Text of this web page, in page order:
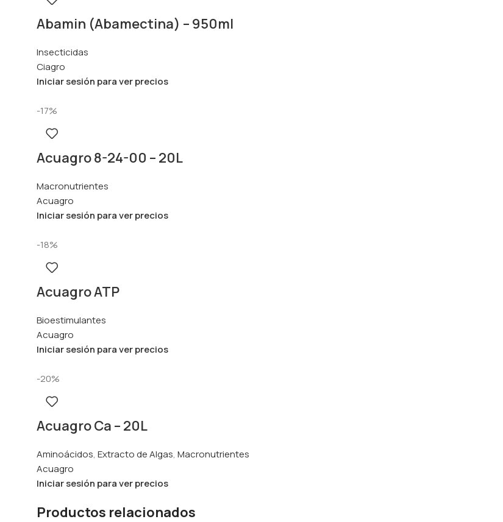
Abamin (Abamectina) – 950ml
Insecticidas
Ciagro
Iniciar sesión para ver precios
-17%
Acuagro 8-24-00 – 20L
Macronutrientes
Acuagro
Iniciar sesión para ver precios
-18%
Acuagro ATP
Bioestimulantes
Acuagro
Iniciar sesión para ver precios
-20%
Acuagro Ca – 20L
Aminoácidos, Extracto de Algas, Macronutrientes
Acuagro
Iniciar sesión para ver precios
Productos relacionados